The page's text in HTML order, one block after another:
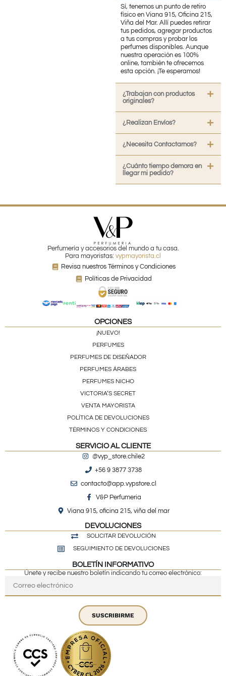
Sí, tenemos un punto de retiro
físico en Viana 915, Oficina 215,
Viña del Mar. Allí puedes retirar
tus pedidos, agregar productos
a tus compras y probar los
perfumes disponibles. Aunque
nuestra operación es 100%
online, también te ofrecemos
esta opción. ¡Te esperamos!
¿Trabajan con productos
originales?
¿Realizan Envíos?
¿Necesita Contactarnos?
¿Cuánto tiempo demora en
llegar mi pedido?
Perfumería y accesorios del mundo a tu casa.
Para mayoristas: vypmayorista.cl
Revisa nuestros Términos y Condiciones
Políticas de Privacidad
OPCIONES
¡NUEVO!
PERFUMES
PERFUMES DE DISEÑADOR
PERFUMES ÁRABES
PERFUMES NICHO
VICTORIA’S SECRET
VENTA MAYORISTA
POLÍTICA DE DEVOLUCIONES
TÉRMINOS Y CONDICIONES
SERVICIO AL CLIENTE
@vyp_store.chile2
+56 9 3877 3738
contacto@app.vypstore.cl
V&P Perfumeria
Viana 915, oficina 215, viña del mar
DEVOLUCIONES
SOLICITAR DEVOLUCIÓN
SEGUIMIENTO DE DEVOLUCIONES
BOLETÍN INFORMATIVO
Únete y recibe nuestro boletín indicando tu correo electrónico:
SUSCRIBIRME